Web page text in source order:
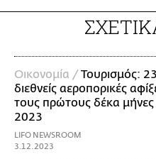
Οικονομία /Τουρισμός:
διεθνείς αεροπορικές
τους πρώτους δέκα μήνες
2023
LIFO NEWSROOM
3.12.2023